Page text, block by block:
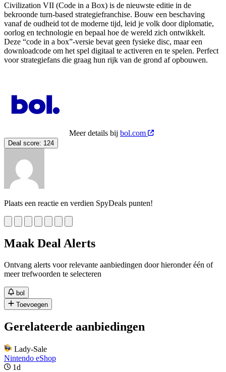
Civilization VII (Code in a Box) is de nieuwste editie in de
bekroonde turn-based strategiefranchise. Bouw een beschaving
vanaf de oudheid tot de moderne tijd, leid je volk door diplomatie,
oorlog en technologie en bepaal hoe de wereld zich ontwikkelt.
Deze “code in a box”-versie bevat geen fysieke disc, maar een
downloadcode om het spel digitaal te activeren en te spelen. Perfect
voor strategiefans die graag hun rijk van de grond af opbouwen.
Meer details bij bol.com
Deal score: 124
Plaats een reactie en verdien SpyDeals punten!
Maak Deal Alerts
Ontvang alerts voor relevante aanbiedingen door hieronder één of
meer trefwoorden te selecteren
bol
Toevoegen
Gerelateerde aanbiedingen
Lady-Sale
Nintendo eShop
1d